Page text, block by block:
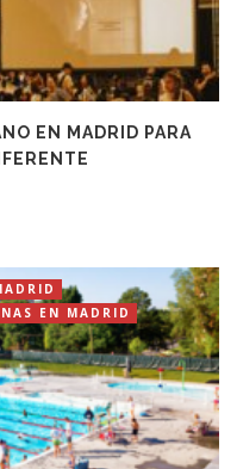
EN MADRID PARA
EN MADRID